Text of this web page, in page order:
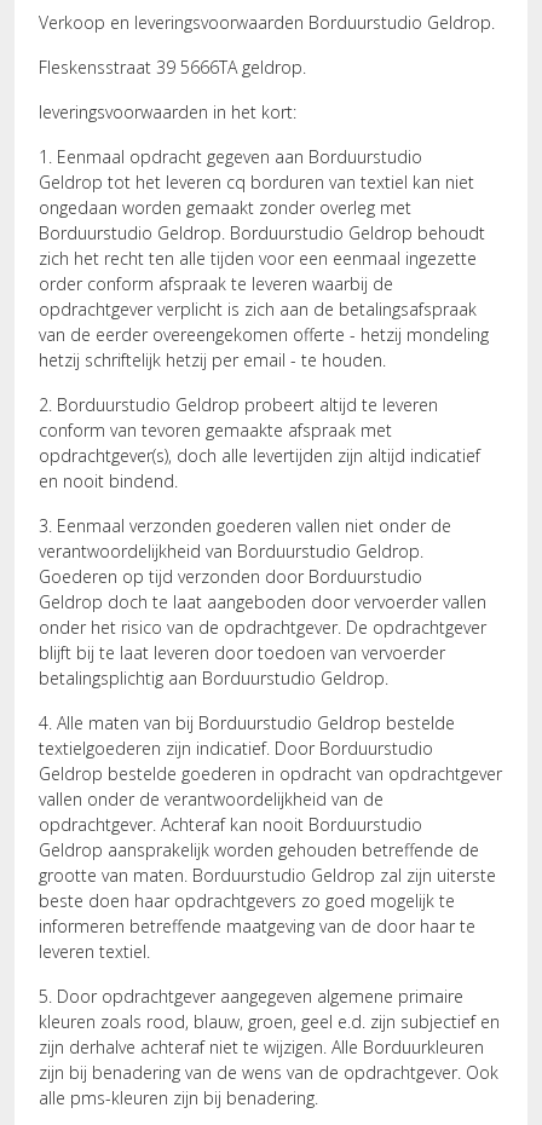
Verkoop en leveringsvoorwaarden Borduurstudio Geldrop.
Fleskensstraat 39 5666TA geldrop.
leveringsvoorwaarden in het kort:
1. Eenmaal opdracht gegeven aan Borduurstudio
Geldrop tot het leveren cq borduren van textiel kan niet
ongedaan worden gemaakt zonder overleg met
Borduurstudio Geldrop. Borduurstudio Geldrop behoudt
zich het recht ten alle tijden voor een eenmaal ingezette
order conform afspraak te leveren waarbij de
opdrachtgever verplicht is zich aan de betalingsafspraak
van de eerder overeengekomen offerte - hetzij mondeling
hetzij schriftelijk hetzij per email - te houden.
2. Borduurstudio Geldrop probeert altijd te leveren
conform van tevoren gemaakte afspraak met
opdrachtgever(s), doch alle levertijden zijn altijd indicatief
en nooit bindend.
3. Eenmaal verzonden goederen vallen niet onder de
verantwoordelijkheid van Borduurstudio Geldrop.
Goederen op tijd verzonden door Borduurstudio
Geldrop doch te laat aangeboden door vervoerder vallen
onder het risico van de opdrachtgever. De opdrachtgever
blijft bij te laat leveren door toedoen van vervoerder
betalingsplichtig aan Borduurstudio Geldrop.
4. Alle maten van bij Borduurstudio Geldrop bestelde
textielgoederen zijn indicatief. Door Borduurstudio
Geldrop bestelde goederen in opdracht van opdrachtgever
vallen onder de verantwoordelijkheid van de
opdrachtgever. Achteraf kan nooit Borduurstudio
Geldrop aansprakelijk worden gehouden betreffende de
grootte van maten. Borduurstudio Geldrop zal zijn uiterste
beste doen haar opdrachtgevers zo goed mogelijk te
informeren betreffende maatgeving van de door haar te
leveren textiel.
5. Door opdrachtgever aangegeven algemene primaire
kleuren zoals rood, blauw, groen, geel e.d. zijn subjectief en
zijn derhalve achteraf niet te wijzigen. Alle Borduurkleuren
zijn bij benadering van de wens van de opdrachtgever. Ook
alle pms-kleuren zijn bij benadering.